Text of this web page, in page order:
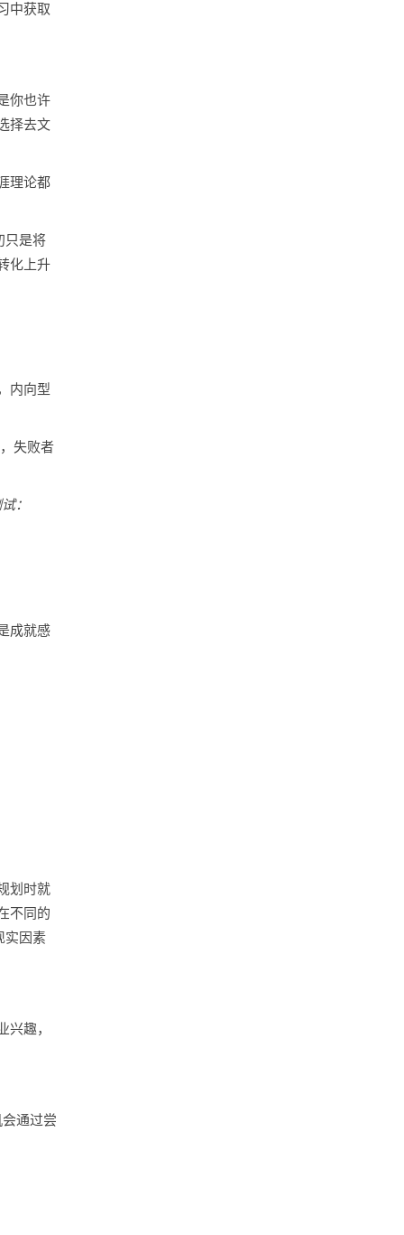
中获取
你也许
择去文
理论都
只是将
化上升
内向型
失败者
：
成就感
划时就
不同的
实因素
趣，
通过尝